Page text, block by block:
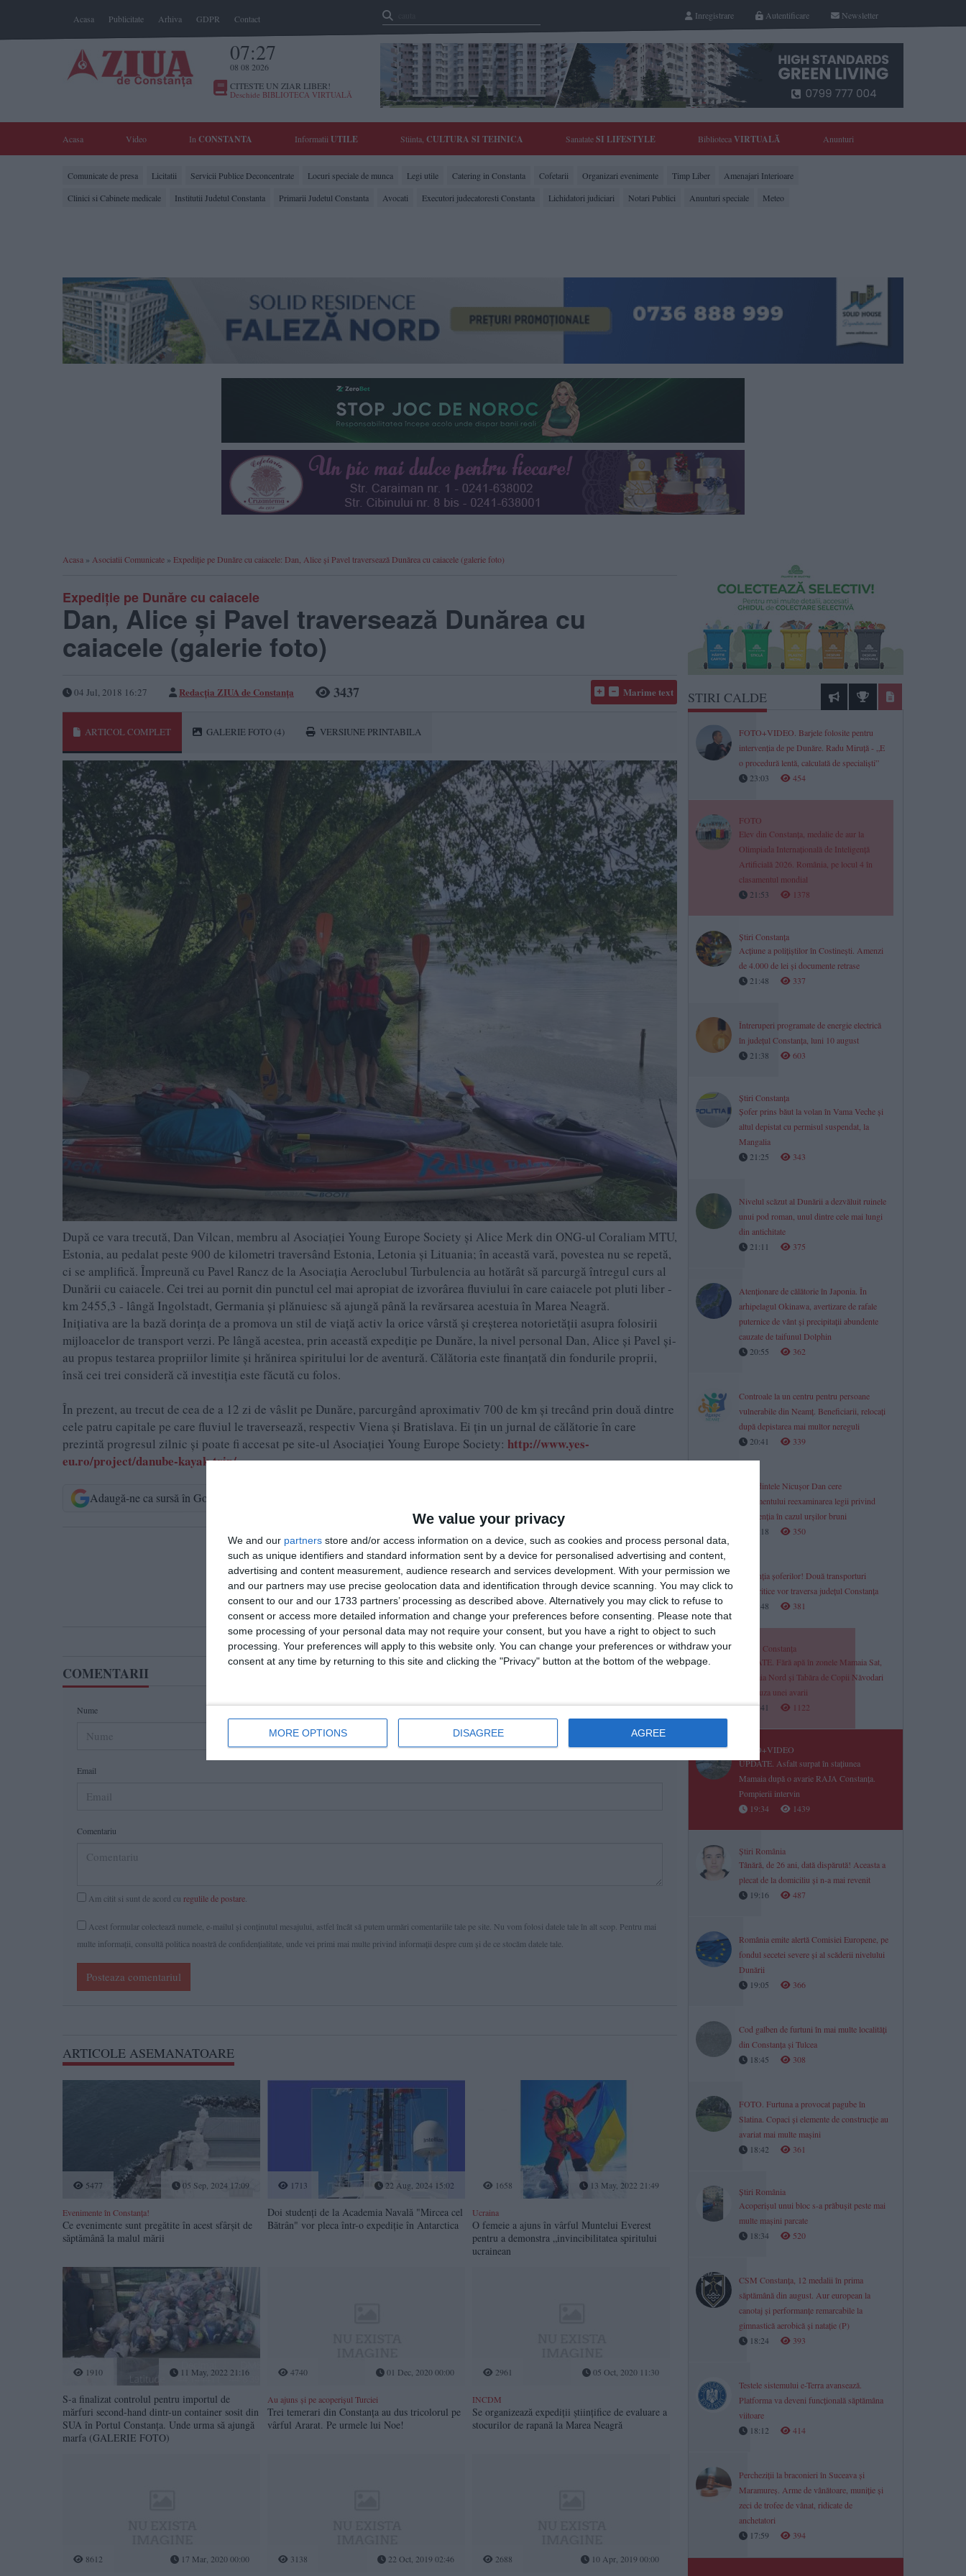
We value your privacy
We and our partners store and/or access information on a device, such as cookies and process personal data,
such as unique identifiers and standard information sent by a device for personalised advertising and content,
advertising and content measurement, audience research and services development. With your permission we
and our partners may use precise geolocation data and identification through device scanning. You may click to
consent to our and our 1733 partners’ processing as described above. Alternatively you may click to refuse to
consent or access more detailed information and change your preferences before consenting.
Please note that
some processing of your personal data may not require your consent, but you have a right to object to such
processing. Your preferences will apply to this website only. You can change your preferences or withdraw your
consent at any time by returning to this site and clicking the "Privacy" button at the bottom of the webpage.
MORE OPTIONS DISAGREE AGREE
Acasa Publicitate Arhiva GDPR Contact Newsletter
Autentificare
Inregistrare
07:27
08 08 2026
CITESTE UN ZIAR LIBER!
Deschide BIBLIOTECA VIRTUALĂ
Acasa Video In CONSTANTA Informatii UTILE Stiinta, CULTURA SI TEHNICA SanatateSI LIFESTYLE BibliotecaVIRTUALĂ Anunturi
Comunicate de presa Licitatii Servicii Publice Deconcentrate Locuri speciale de munca Legi utile Catering in Constanta Cofetarii Organizari evenimente Timp Liber
Amenajari Interioare
Clinici si Cabinete medicale
Institutii Judetul Constanta Primarii Judetul Constanta Avocati Executori judecatoresti Constanta Lichidatori judiciari Notari Publici Anunturi speciale Meteo
Acasa » Asociatii Comunicate » Expediție pe Dunăre cu caiacele: Dan, Alice și Pavel traversează Dunărea cu caiacele (galerie foto)
Expediție pe Dunăre cu caiacele
Dan, Alice și Pavel traversează Dunărea cu
caiacele (galerie foto)
04 Jul, 2018 16:27 Redacţia ZIUA de Constanţa 3437 Marime text
ARTICOL COMPLET GALERIE FOTO (4) VERSIUNE PRINTABILA
După ce vara trecută, Dan Vilcan, membru al Asociației Young Europe Society și Alice Merk din ONG-ul Coraliam MTU,
Estonia, au pedalat peste 900 de kilometri traversând Estonia, Letonia și Lituania; în această vară, povestea nu se repetă,
ci se amplifică. Împreună cu Pavel Rancz de la Asociația Aeroclubul Turbulencia au hotărât să parcurgă întregul curs al
Dunării cu caiacele. Cei trei au pornit din punctul cel mai apropiat de izvorârea fluviului în care caiacele pot pluti liber -
km 2455,3 - lângă Ingolstadt, Germania și plănuiesc să ajungă până la revărsarea acestuia în Marea Neagră.
Inițiativa are la bază dorința de a promova un stil de viață activ la orice vârstă și creșterea notorietății asupra folosirii
mijloacelor de transport verzi. Pe lângă acestea, prin această expediție pe Dunăre, la nivel personal Dan, Alice și Pavel și-
au propus testarea propriilor limite și hrănirea spiritului lor de aventură. Călătoria este finanțată din fondurile proprii,
însă cei trei consideră că investiția este făcută cu folos.
În prezent, au trecut de cea de a 12 zi de vâslit pe Dunăre, parcurgând aproximativ 700 de km și trecând prin două dintre
cele patru capitale pe care fluviul le traversează, respectiv Viena și Bratislava. Ei țin un jurnal de călătorie în care
prezintă progresul zilnic și poate fi accesat pe site-ul Asociației Young Europe Society: http://www.yes-
eu.ro/project/danube-kayak-trip/.
Adaugă-ne ca sursă în Google
Ti-a placut articolul?
COMENTARII
Nume
Email
Comentariu
Am citit si sunt de acord cu regulile de postare
Acest formular colectează numele, e-mailul şi conținutul mesajului, astfel încât să putem urmări comentariile tale pe site. Nu vom folosi datele tale în alt scop. Pentru mai
multe informaţii, consultă politica noastră de confidenţialitate, unde vei primi mai multe privind informaţii despre cum și de ce stocăm datele tale.
Posteaza comentariul
ARTICOLE ASEMANATOARE
5477 05 Sep, 2024 17:09
Evenimente în Constanța!
Ce evenimente sunt pregătite în acest sfârșit de
săptămână la malul mării
1713 22 Aug, 2024 15:02
Doi studenți de la Academia Navală "Mircea cel
Bătrân" vor pleca într-o expediție în Antarctica
1658 13 May, 2022 21:49
Ucraina
O femeie a ajuns în vârful Muntelui Everest
pentru a demonstra „invincibilitatea spiritului
ucrainean
1910 11 May, 2022 21:16
S-a finalizat controlul pentru importul de
mărfuri second-hand dintr-un container sosit din
SUA în Portul Constanța. Unde urma să ajungă
marfa (GALERIE FOTO)
4740 01 Dec, 2020 00:00
Au ajuns și pe acoperișul Turciei
Trei temerari din Constanța au dus tricolorul pe
vârful Ararat. Pe urmele lui Noe!
2961 05 Oct, 2020 11:30
INCDM
Se organizează expediții științifice de evaluare a
stocurilor de rapană la Marea Neagră
8612 17 Mar, 2020 00:00 3138 22 Oct, 2019 02:46 2688 10 Apr, 2019 00:00
STIRI CALDE
FOTO+VIDEO. Barjele folosite pentru
intervenția de pe Dunăre. Radu Miruță - „E
o procedură lentă, calculată de specialiști”
23:03
454
FOTO
Elev din Constanța, medalie de aur la
Olimpiada Internațională de Inteligență
Artificială 2026. România, pe locul 4 în
clasamentul mondial
21:53
1378
Știri Constanța
Acțiune a polițiștilor în Costinești. Amenzi
de 4.000 de lei și documente retrase
21:48
337
Întreruperi programate de energie electrică
în județul Constanța, luni 10 august
21:38
603
Știri Constanța
Șofer prins băut la volan în Vama Veche și
altul depistat cu permisul suspendat, la
Mangalia
21:25
343
Nivelul scăzut al Dunării a dezvăluit ruinele
unui pod roman, unul dintre cele mai lungi
din antichitate
21:11
375
Atenționare de călătorie în Japonia. În
arhipelagul Okinawa, avertizare de rafale
puternice de vânt și precipitații abundente
cauzate de taifunul Dolphin
20:55
362
Controale la un centru pentru persoane
vulnerabile din Neamț. Beneficiarii, relocați
după depistarea mai multor nereguli
20:41
339
Președintele Nicușor Dan cere
Parlamentului reexaminarea legii privind
intervenția în cazul urșilor bruni
20:18
350
În atenția șoferilor! Două transporturi
agabaritice vor traversa județul Constanța
19:48
381
RAJA Constanța
UPDATE. Fără apă în zonele Mamaia Sat,
Mamaia Nord și Tabăra de Copii Năvodari
din cauza unei avarii
19:41
1122
FOTO+VIDEO
UPDATE. Asfalt surpat în stațiunea
Mamaia după o avarie RAJA Constanța.
Pompierii intervin
19:34
1439
Știri România
Tânără, de 26 ani, dată dispărută! Aceasta a
plecat de la domiciliu și n-a mai revenit
19:16
487
România emite alertă Comisiei Europene, pe
fondul secetei severe și al scăderii nivelului
Dunării
19:05
366
Cod galben de furtuni în mai multe localități
din Constanța și Tulcea
18:45
308
FOTO. Furtuna a provocat pagube în
Slatina. Copaci și elemente de construcție au
avariat mai multe mașini
18:42
361
Știri România
Acoperișul unui bloc s-a prăbușit peste mai
multe mașini parcate
18:34
520
CSM Constanța, 12 medalii în prima
săptămână din august. Aur european la
canotaj și performanțe remarcabile la
gimnastică aerobică și natație (P)
18:24
393
Testele sistemului e-Terra avansează.
Platforma va deveni funcțională săptămâna
viitoare
18:12
414
Percheziții la braconieri în Suceava și
Maramureș. Arme de vânătoare, muniție și
zeci de trofee de vânat, ridicate de
anchetatori
17:59
394